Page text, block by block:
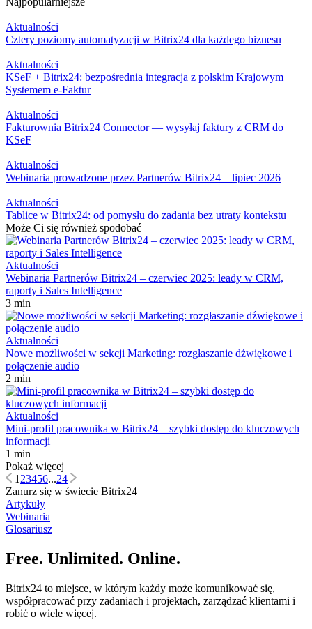
Aktualności
Cztery poziomy automatyzacji w Bitrix24 dla każdego biznesu
Aktualności
KSeF + Bitrix24: bezpośrednia integracja z polskim Krajowym
Systemem e-Faktur
Aktualności
Fakturownia Bitrix24 Connector — wysyłaj faktury z CRM do
KSeF
Aktualności
Webinaria prowadzone przez Partnerów Bitrix24 – lipiec 2026
Aktualności
Tablice w Bitrix24: od pomysłu do zadania bez utraty kontekstu
Może Ci się również spodobać
Aktualności
Webinaria Partnerów Bitrix24 – czerwiec 2025: leady w CRM,
raporty i Sales Intelligence
3 min
Aktualności
Nowe możliwości w sekcji Marketing: rozgłaszanie dźwiękowe i
połączenie audio
2 min
Aktualności
Mini-profil pracownika w Bitrix24 – szybki dostęp do kluczowych
informacji
1 min
Pokaż więcej
123456...24
Zanurz się w świecie Bitrix24
Artykuły
Webinaria
Glosariusz
Free. Unlimited. Online.
Bitrix24 to miejsce, w którym każdy może komunikować się,
współpracować przy zadaniach i projektach, zarządzać klientami i
robić o wiele więcej.